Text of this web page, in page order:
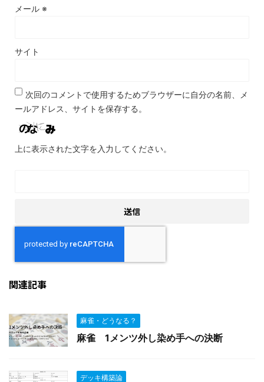
メール ※
サイト
次回のコメントで使用するためブラウザーに自分の名前、メ
ールアドレス、サイトを保存する。
上に表示された文字を入力してください。
関連記事
麻雀・どうなる？
麻雀 1メンツ外し染め手への決断
デッキ構築論